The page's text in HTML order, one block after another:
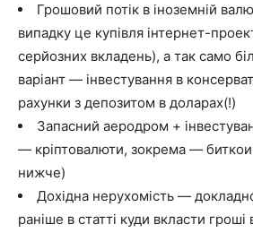
Грошовий потік в іноземній
випадку це купівля інтернет-
серйозних вкладень), а так само
варіант — інвестування в
рахунки з депозитом в доларах(!)
Запасний аеродром +
— кріптовалюти, зокрема —
нижче)
Дохідна нерухомість —
раніше в статті куди вкласти гроші